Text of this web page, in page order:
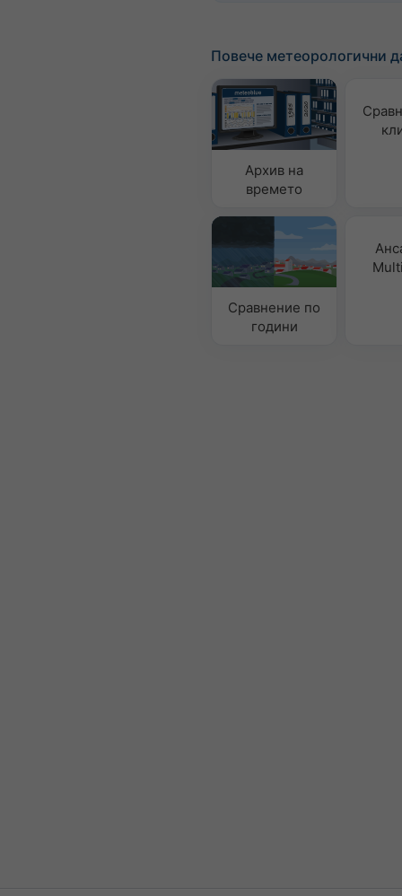
Повече метеорологични
Архив на
времето
Сравнение по
години